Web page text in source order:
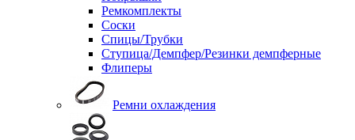
Ремкомплекты
Соски
Спицы/Трубки
Ступица/Демпфер/Резинки демпферные
Флиперы
Ремни охлаждения